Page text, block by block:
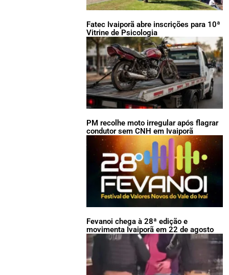
Fatec Ivaiporã abre inscrições para 10ª
Vitrine de Psicologia
PM recolhe moto irregular após flagrar
condutor sem CNH em Ivaiporã
Fevanoi chega à 28ª edição e
movimenta Ivaiporã em 22 de agosto